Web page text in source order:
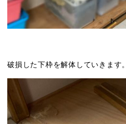
破損した下枠を解体していきます。